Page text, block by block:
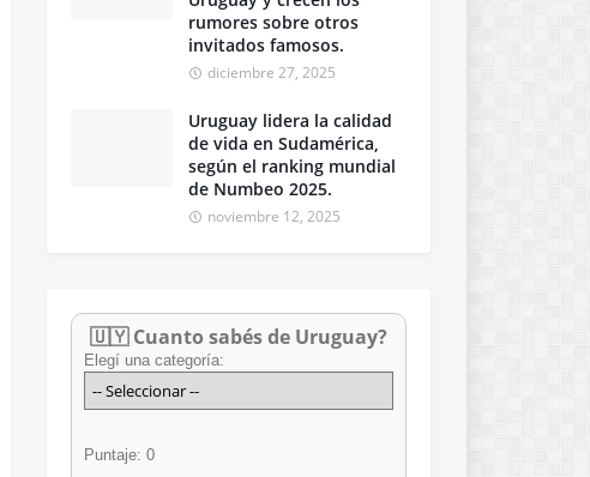
rumores sobre otros
invitados famosos.
diciembre 27, 2025
Uruguay lidera la calidad
de vida en Sudamérica,
según el ranking mundial
de Numbeo 2025.
noviembre 12, 2025
🇺🇾 Cuanto sabés de Uruguay?
Elegí una categoría:
Puntaje: 0